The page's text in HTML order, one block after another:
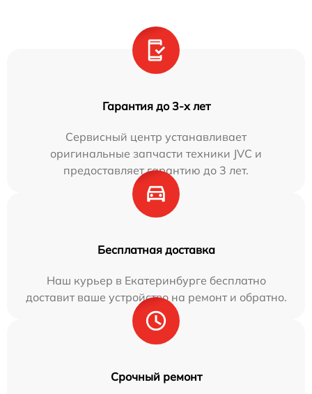
Гарантия до 3-х лет
Сервисный центр устанавливает
оригинальные запчасти техники JVC и
предоставляет гарантию до 3 лет.
Бесплатная доставка
Наш курьер в Екатеринбурге бесплатно
доставит ваше устройство на ремонт и обратно.
Срочный ремонт